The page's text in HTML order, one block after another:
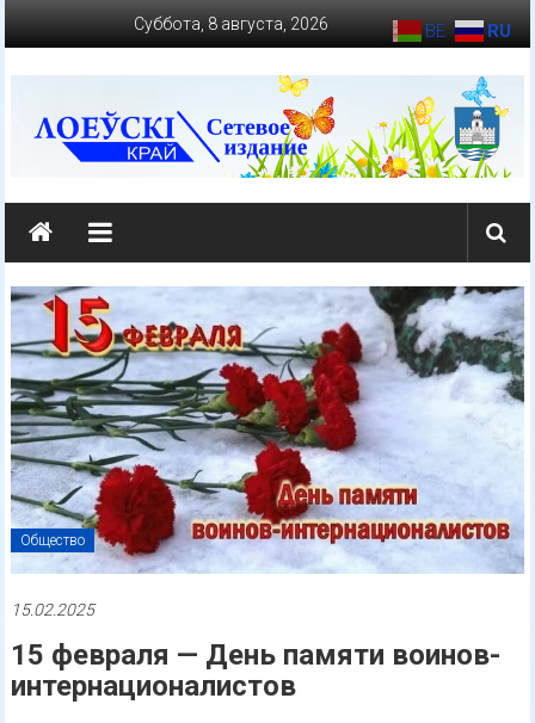
Суббота, 8 августа, 2026
loevkraj.by
Еженедельная
массово-
политическая
газета
Общество
15.02.2025
15 февраля — День памяти воинов-
интернационалистов
BE RU